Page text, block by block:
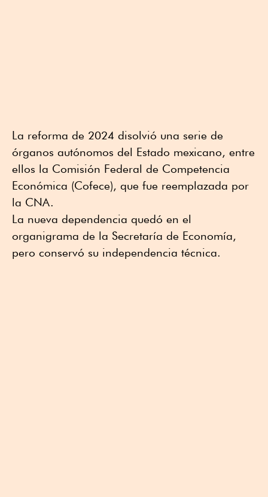
La reforma de 2024 disolvió una serie de
órganos autónomos del Estado mexicano, entre
ellos la Comisión Federal de Competencia
Económica (Cofece), que fue reemplazada por
la CNA.
La nueva dependencia quedó en el
organigrama de la Secretaría de Economía,
pero conservó su independencia técnica.